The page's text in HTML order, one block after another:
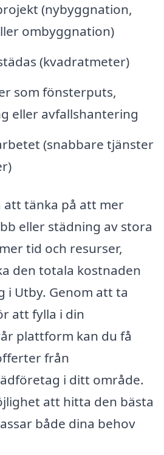
(nybyggnation,
ombyggnation)
(kvadratmeter)
som fönsterputs,
eller avfallshantering
(snabbare tjänster
att tänka på att mer
eller städning av stora
tid och resurser,
den totala kostnaden
i Utby. Genom att ta
att fylla i din
plattform kan du få
från
i ditt område.
att hitta den bästa
både dina behov